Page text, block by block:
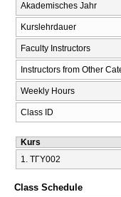
Akademisches Jahr
Kurslehrdauer
Faculty Instructors
Instructors from Other
Weekly Hours
Class ID
Kurs
1. ΤΓΥ002
Class Schedule